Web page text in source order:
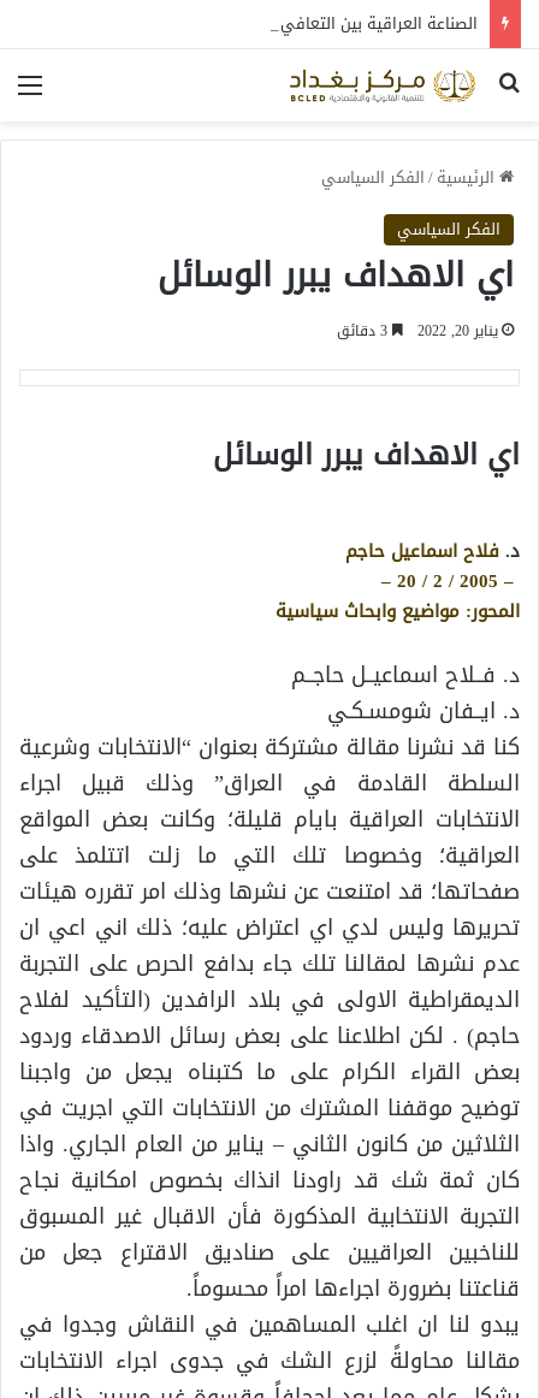
بحث عن
الرئيسية/الفكر السياسي
الفكر السياسي
اي الاهداف يبرر الوسائل
يناير 20, 2022
اي الاهداف يبرر الوسائل
د.فلاح اسماعيل حاجم
– 2005 / 2 / 20 –
المحور: مواضيع وابحاث سياسية
د. فــلاح اسماعيــل حاجــم
د. ايــفان شومسـكـي
كنا قد نشرنا مقالة مشتركة بعنوان “الانتخابات وشرعية
السلطة القادمة في العراق” وذلك قبيل اجراء
الانتخابات العراقية بايام قليلة؛ وكانت بعض المواقع
العراقية؛ وخصوصا تلك التي ما زلت اتتلمذ على
صفحاتها؛ قد امتنعت عن نشرها وذلك امر تقرره هيئات
تحريرها وليس لدي اي اعتراض عليه؛ ذلك اني اعي ان
عدم نشرها لمقالنا تلك جاء بدافع الحرص على التجربة
الديمقراطية الاولى في بلاد الرافدين (التأكيد لفلاح
حاجم) . لكن اطلاعنا على بعض رسائل الاصدقاء وردود
بعض القراء الكرام على ما كتبناه يجعل من واجبنا
توضيح موقفنا المشترك من الانتخابات التي اجريت في
الثلاثين من كانون الثاني – يناير من العام الجاري. واذا
كان ثمة شك قد راودنا انذاك بخصوص امكانية نجاح
التجربة الانتخابية المذكورة فأن الاقبال غير المسبوق
للناخبين العراقيين على صناديق الاقتراع جعل من
قناعتنا بضرورة اجراءها امراً محسوماً.
يبدو لنا ان اغلب المساهمين في النقاش وجدوا في
مقالنا محاولةً لزرع الشك في جدوى اجراء الانتخابات